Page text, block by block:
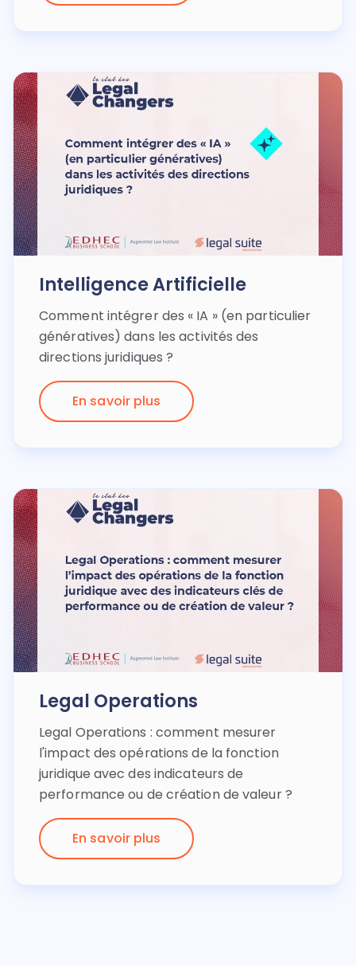
Intelligence Artificielle
Comment intégrer des « IA » (en particulier
génératives) dans les activités des
directions juridiques ?
En savoir plus
Legal Operations
Legal Operations : comment mesurer
l'impact des opérations de la fonction
juridique avec des indicateurs de
performance ou de création de valeur ?
En savoir plus